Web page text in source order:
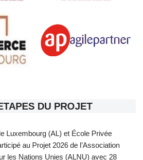
DU PROJET
Luxembourg (AL) et École Privée
au Projet 2026 de l’Association
les Nations Unies (ALNU) avec 28